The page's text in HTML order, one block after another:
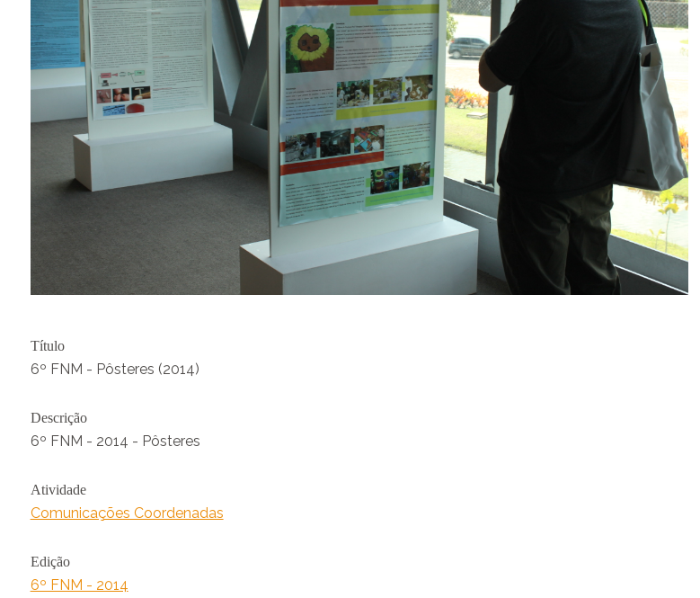
Título
6º FNM - Pôsteres (2014)
Descrição
6º FNM - 2014 - Pôsteres
Atividade
Comunicações Coordenadas
Edição
6º FNM - 2014